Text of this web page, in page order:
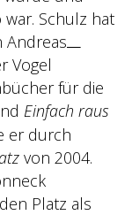
war. Schulz hat
Andreas
Vogel
für die
Einfach raus
er durch
von 2004.
Platz als